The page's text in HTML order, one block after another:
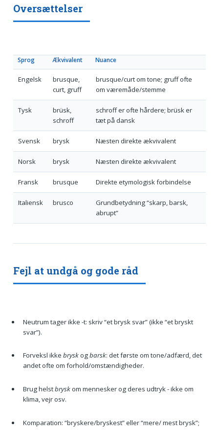
Oversættelser
Sprog Ækvivalent Nuance
Engelsk
brusque,
curt, gruff
brusque/curt om tone; gruff ofte
om væremåde/stemme
Tysk
brüsk,
schroff
schroff er ofte hårdere; brüsk er
tæt på dansk
Svensk brysk Næsten direkte ækvivalent
Norsk brysk Næsten direkte ækvivalent
Fransk brusque Direkte etymologisk forbindelse
Italiensk brusco
Grundbetydning “skarp, barsk,
abrupt”
Fejl at undgå og gode råd
Neutrum tager ikke -t: skriv “et brysk svar” (ikke “et bryskt
svar”).
Forveksl ikke bryskogbarsk: det første om tone/adfærd, det
andet ofte om forhold/omstændigheder.
Brug helstbryskom mennesker og deres udtryk - ikke om
klima, vejr osv.
Komparation: “bryskere/bryskest” eller “mere/ mest brysk”;